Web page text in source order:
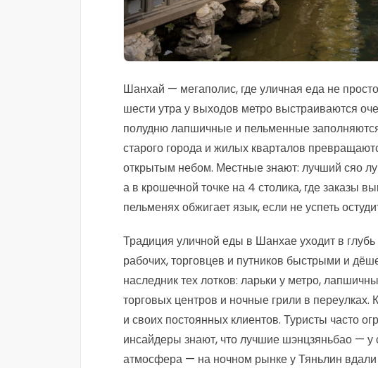
Шанхай — мегаполис, где уличная еда не
шести утра у выходов метро выстраиваются
полудню лапшичные и пельменные
старого города и жилых кварталов
открытым небом. Местные знают: лучший сяо
а в крошечной точке на 4 столика, где заказы
пельменях обжигает язык, если не успеть
Традиция уличной еды в Шанхае уходит в
рабочих, торговцев и путников быстрыми и
наследник тех лотков: ларьки у метро,
торговых центров и ночные грили в
и своих постоянных клиентов. Туристы часто
инсайдеры знают, что лучшие шэнцзяньбао —
атмосфера — на ночном рынке у Тяньлин вдали